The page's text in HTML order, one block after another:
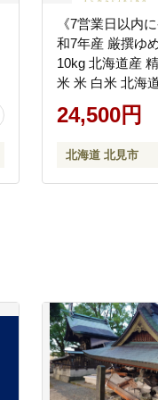
《7営業日以内
和7年産 厳撰ゆ
10kg 北海道産
米 米 白米 北海
ロ 5kg ごはん
ふるさと納税 )
24,500円
北海道 北見市